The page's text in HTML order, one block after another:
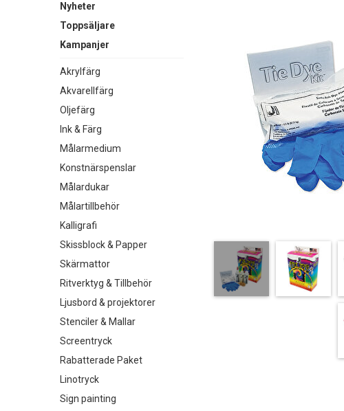
Nyheter
Toppsäljare
Kampanjer
Akrylfärg
Akvarellfärg
Oljefärg
Ink & Färg
Målarmedium
Konstnärspenslar
Målardukar
Målartillbehör
Kalligrafi
Skissblock & Papper
Skärmattor
Ritverktyg & Tillbehör
Ljusbord & projektorer
Stenciler & Mallar
Screentryck
Rabatterade Paket
Linotryck
Sign painting